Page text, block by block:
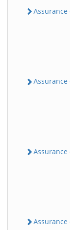
Assurance
Assurance
Assurance
Assurance